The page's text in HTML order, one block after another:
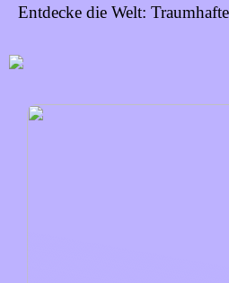
Entdecke die Welt: